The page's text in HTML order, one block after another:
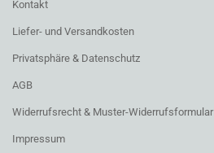
Kontakt
Liefer- und Versandkosten
Privatsphäre & Datenschutz
AGB
Widerrufsrecht & Muster-Widerrufsformular
Impressum